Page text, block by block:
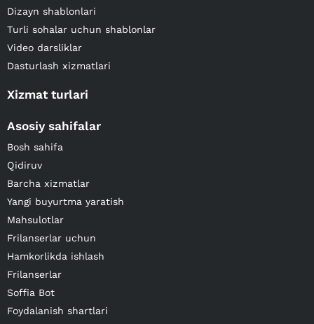
Dizayn shablonlari
Turli sohalar uchun shablonlar
Video darsliklar
Dasturlash xizmatlari
Xizmat turlari
Asosiy sahifalar
Bosh sahifa
Qidiruv
Barcha xizmatlar
Yangi buyurtma yaratish
Mahsulotlar
Frilanserlar uchun
Hamkorlikda ishlash
Frilanserlar
Soffia Bot
Foydalanish shartlari